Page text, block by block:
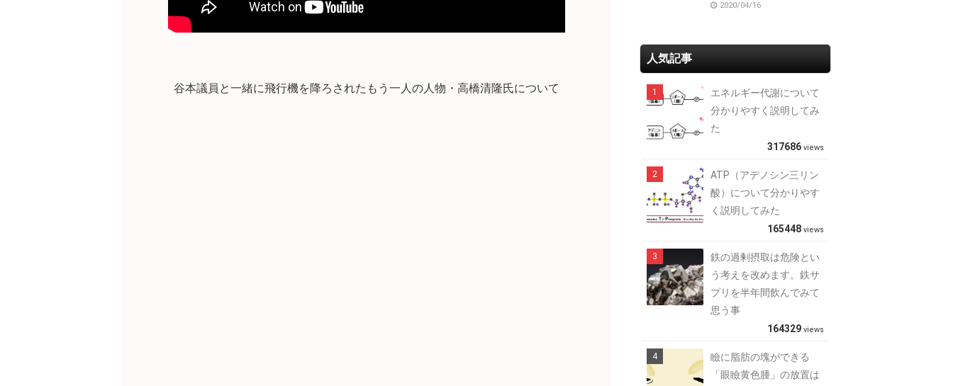
谷本議員と一緒に飛行機を降ろされたもう一人の人物・高橋清隆氏について
2020/04/16
人気記事
エネルギー代謝について
分かりやすく説明してみ
た
317686 views
ATP（アデノシン三リン
酸）について分かりやす
く説明してみた
165448 views
鉄の過剰摂取は危険とい
う考えを改めます。鉄サ
プリを半年間飲んでみて
思う事
164329 views
瞼に脂肪の塊ができる
「眼瞼黄色腫」の放置は